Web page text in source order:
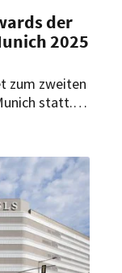
der
2025
zum zweiten
statt.